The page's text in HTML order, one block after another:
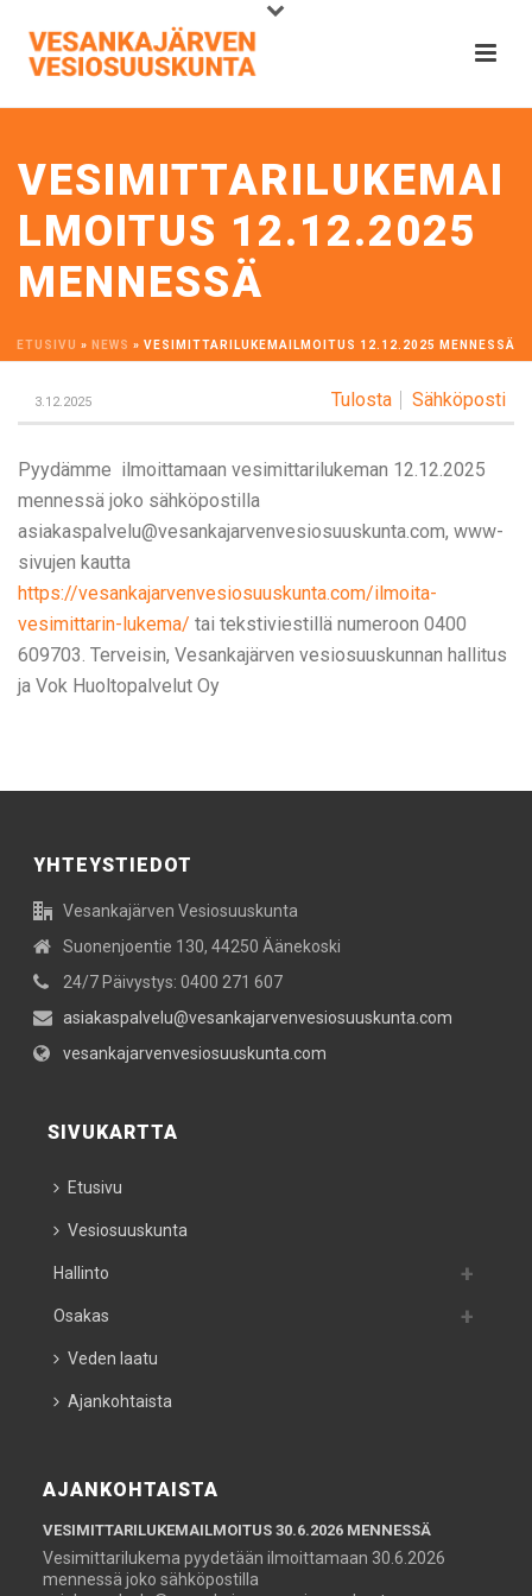
VESIMITTARILUKEMAI
LMOITUS 12.12.2025
MENNESSÄ
ETUSIVU » NEWS » VESIMITTARILUKEMAILMOITUS 12.12.2025 MENNESSÄ
Tulosta Sähköposti
3.12.2025
Pyydämme ilmoittamaan vesimittarilukeman 12.12.2025
mennessä joko sähköpostilla
asiakaspalvelu@vesankajarvenvesiosuuskunta.com, www-
sivujen kautta
https://vesankajarvenvesiosuuskunta.com/ilmoita-
vesimittarin-lukema/ tai tekstiviestillä numeroon 0400
609703. Terveisin, Vesankajärven vesiosuuskunnan hallitus
ja Vok Huoltopalvelut Oy
YHTEYSTIEDOT
Vesankajärven Vesiosuuskunta
Suonenjoentie 130, 44250 Äänekoski
24/7 Päivystys: 0400 271 607
asiakaspalvelu@vesankajarvenvesiosuuskunta.com
vesankajarvenvesiosuuskunta.com
SIVUKARTTA
Etusivu
Vesiosuuskunta
Hallinto
Osakas
Veden laatu
Ajankohtaista
AJANKOHTAISTA
VESIMITTARILUKEMAILMOITUS 30.6.2026 MENNESSÄ
Vesimittarilukema pyydetään ilmoittamaan 30.6.2026
mennessä joko sähköpostilla